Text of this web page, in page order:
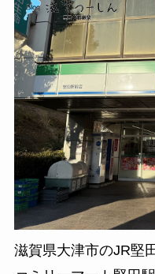
滋賀県大津市のJR堅